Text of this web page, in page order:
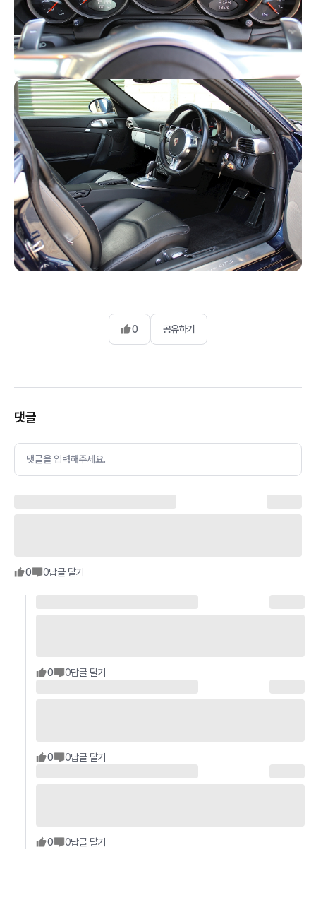
0 공유하기
댓글
댓글을 입력해주세요.
0 0답글 달기
0 0답글 달기
0 0답글 달기
0 0답글 달기